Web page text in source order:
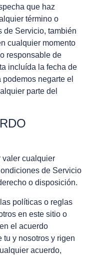
que haz
término o
de Servicio, también
cualquier momento
responsable de
incluída la fecha de
negarte el
parte del
valer cualquier
de Servicio
o disposición.
políticas o reglas
en este sitio o
el acuerdo
tu y nosotros y rigen
acuerdo,